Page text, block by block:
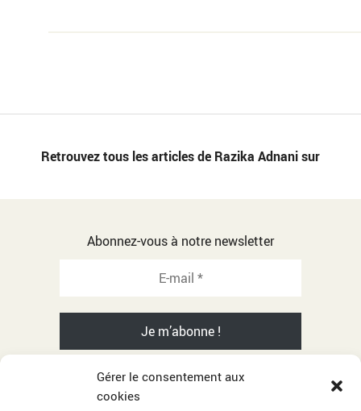
Gérer le consentement aux
cookies
Retrouvez tous les articles de Razika Adnani sur
Abonnez-vous à notre newsletter